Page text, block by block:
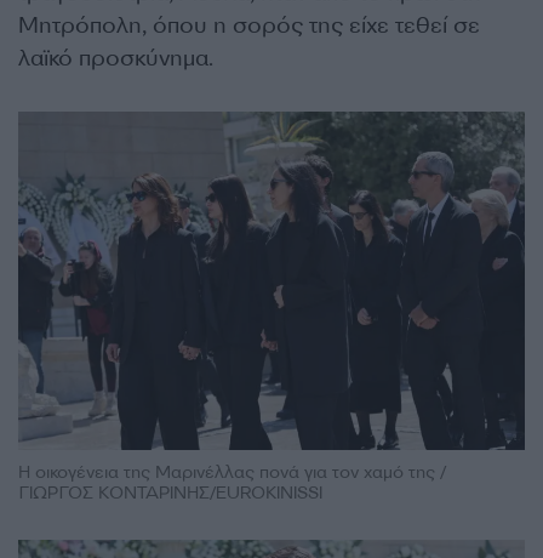
Μητρόπολη, όπου η σορός της είχε τεθεί σε
λαϊκό προσκύνημα.
Η οικογένεια της Μαρινέλλας πονά για τον χαμό της /
ΓΙΩΡΓΟΣ ΚΟΝΤΑΡΙΝΗΣ/EUROKINISSI